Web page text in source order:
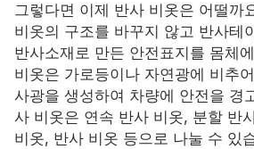
그렇다면 이제 반사 비옷은 어떨까
비옷의 구조를 바꾸지 않고 반사테
반사소재로 만든 안전표지를 몸체
비옷은 가로등이나 자연광에 비추
사광을 생성하여 차량에 안전을 경
사 비옷은 연속 반사 비옷, 분할 반
비옷, 반사 비옷 등으로 나눌 수 있